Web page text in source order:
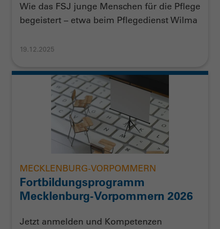
Wie das FSJ junge Menschen für die Pflege
begeistert – etwa beim Pflegedienst Wilma
19.12.2025
MECKLENBURG-VORPOMMERN
Fortbildungsprogramm
Mecklenburg-Vorpommern 2026
Jetzt anmelden und Kompetenzen